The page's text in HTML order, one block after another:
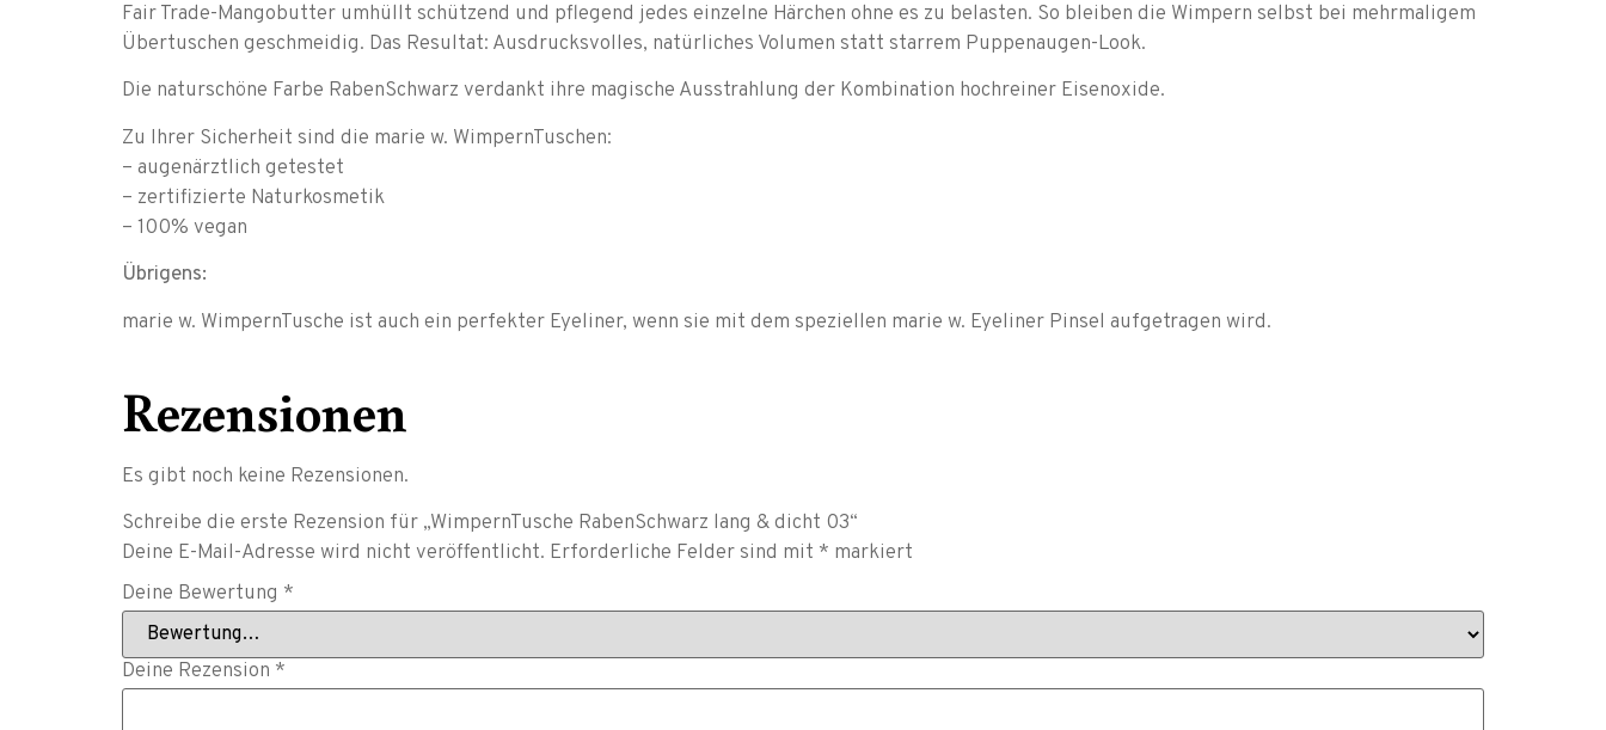
Fair Trade-Mangobutter umhüllt schützend und pflegend jedes einzelne Härchen ohne es zu belasten. So bleiben die Wimpern selbst bei mehrmaligem
Übertuschen geschmeidig. Das Resultat: Ausdrucksvolles, natürliches Volumen statt starrem Puppenaugen-Look.
Die naturschöne Farbe RabenSchwarz verdankt ihre magische Ausstrahlung der Kombination hochreiner Eisenoxide.
Zu Ihrer Sicherheit sind die marie w. WimpernTuschen:
– augenärztlich getestet
– zertifizierte Naturkosmetik
– 100% vegan
Übrigens:
marie w. WimpernTusche ist auch ein perfekter Eyeliner, wenn sie mit dem speziellen marie w. Eyeliner Pinsel aufgetragen wird.
Rezensionen
Es gibt noch keine Rezensionen.
Schreibe die erste Rezension für „WimpernTusche RabenSchwarz lang & dicht 03“
Deine E-Mail-Adresse wird nicht veröffentlicht. Erforderliche Felder sind mit * markiert
Deine Bewertung *
Deine Rezension *